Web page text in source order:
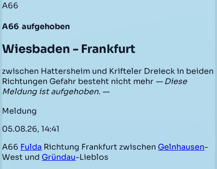
A66
A66 aufgehoben
Wiesbaden - Frankfurt
zwischen Hattersheim und Krifteler Dreieck in beiden
Richtungen Gefahr besteht nicht mehr — Diese
Meldung ist aufgehoben. —
Meldung
05.08.26, 14:41
A66 Fulda Richtung Frankfurt zwischen Gelnhausen-
West und Gründau-Lieblos